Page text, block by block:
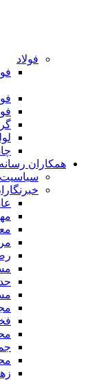
فولاد
همکاران